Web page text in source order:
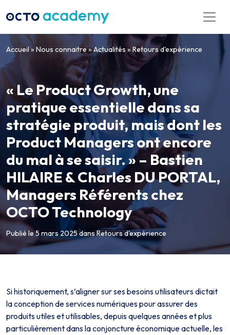
Accueil» Nous connaitre»Actualités » Retours d'expérience
« Le Product Growth, une
pratique essentielle dans sa
stratégie produit, mais dont les
Product Managers ont encore
du mal à se saisir. » – Bastien
HILAIRE & Charles DU PORTAL,
Managers Référents chez
OCTO Technology
Publié le 5 mars 2025dansRetours d'expérience
Si historiquement, s’aligner sur ses besoins utilisateurs dictait
la conception de services numériques pour assurer des
produits utiles et utilisables, depuis quelques années et plus
particulièrement dans la conjoncture économique actuelle, les